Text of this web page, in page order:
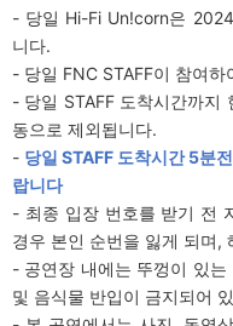
- 당일 Hi-Fi Un!corn은 2024
니다.
- 당일 FNC STAFF이 참여
- 당일 STAFF 도착시간까지
동으로 제외됩니다.
- 당일 STAFF 도착시간 5분
랍니다
- 최종 입장 번호를 받기 전
경우 본인 순번을 잃게 되며,
- 공연장 내에는 뚜껑이 있
및 음식물 반입이 금지되어